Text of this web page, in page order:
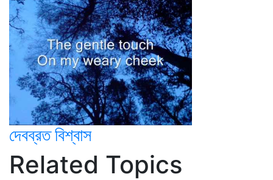
দেবব্রত বিশ্বাস
Related Topics